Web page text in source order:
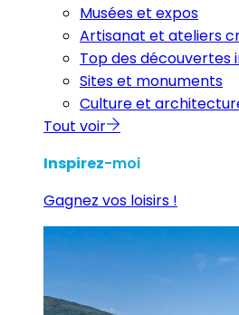
Musées et expos
Artisanat et ateliers
Top des découvertes
Sites et monuments
Culture et
Tout voir
Inspirez-moi
Gagnez vos loisirs !